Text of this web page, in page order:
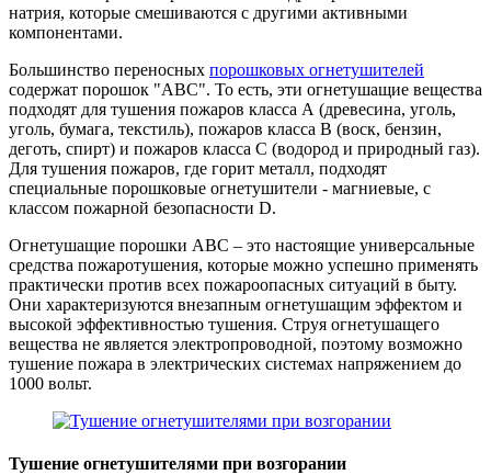
натрия, которые смешиваются с другими активными
компонентами.
Большинство переносных порошковых огнетушителей
содержат порошок "ABC". То есть, эти огнетушащие вещества
подходят для тушения пожаров класса А (древесина, уголь,
уголь, бумага, текстиль), пожаров класса В (воск, бензин,
деготь, спирт) и пожаров класса С (водород и природный газ).
Для тушения пожаров, где горит металл, подходят
специальные порошковые огнетушители - магниевые, с
классом пожарной безопасности D.
Огнетушащие порошки ABC – это настоящие универсальные
средства пожаротушения, которые можно успешно применять
практически против всех пожароопасных ситуаций в быту.
Они характеризуются внезапным огнетушащим эффектом и
высокой эффективностью тушения. Струя огнетушащего
вещества не является электропроводной, поэтому возможно
тушение пожара в электрических системах напряжением до
1000 вольт.
Тушение огнетушителями при возгорании